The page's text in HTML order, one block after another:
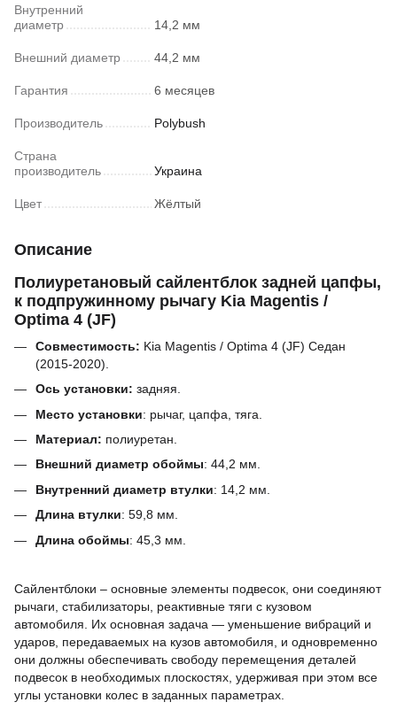
Внутренний
диаметр
14,2 мм
Внешний диаметр 44,2 мм
Гарантия 6 месяцев
Производитель Polybush
Страна
производитель
Украина
Цвет Жёлтый
Описание
Полиуретановый сайлентблок задней цапфы,
к подпружинному рычагу Kia Magentis /
Optima 4 (JF)
Совместимость: Kia Magentis / Optima 4 (JF) Седан
(2015-2020).
Ось установки: задняя.
Место установки: рычаг, цапфа, тяга.
Материал: полиуретан.
Внешний диаметр обоймы: 44,2 мм.
Внутренний диаметр втулки: 14,2 мм.
Длина втулки: 59,8 мм.
Длина обоймы: 45,3 мм.
Сайлентблоки – основные элементы подвесок, они соединяют
рычаги, стабилизаторы, реактивные тяги с кузовом
автомобиля.
Их основная задача — уменьшение вибраций и
ударов, передаваемых на кузов автомобиля, и одновременно
они должны обеспечивать свободу перемещения деталей
подвесок в необходимых плоскостях, удерживая при этом все
углы установки колес в заданных параметрах.